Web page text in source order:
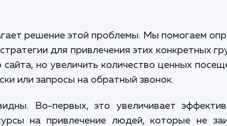
решение этой проблемы. Мы помогаем
для привлечения этих конкретных
но увеличить количество ценных
или запросы на обратный звонок.
Во-первых, это увеличивает
на привлечение людей, которые не